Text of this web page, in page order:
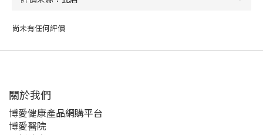
尚未有任何評價
關於我們‎
博愛健康產品網購平台
博愛醫院